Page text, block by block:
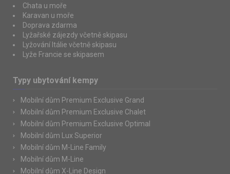
Chata u moře
Karavan u moře
Doprava zdarma
Lyžařské zájezdy včetně skipasu
Lyžování Itálie včetně skipasu
Lyže Francie se skipasem
Typy ubytování kempy
Mobilní dům Premium Exclusive Grand
Mobilní dům Premium Exclusive Chalet
Mobilní dům Premium Exclusive Optimal
Mobilní dům Lux Superior
Mobilní dům M-Line Family
Mobilní dům M-Line
Mobilní dům X-Line Design